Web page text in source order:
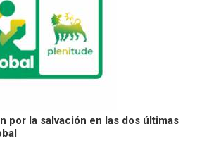
por la salvación en las dos últimas